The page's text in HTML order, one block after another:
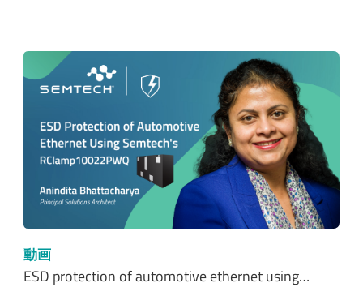
動画
ESD protection of automotive ethernet using…